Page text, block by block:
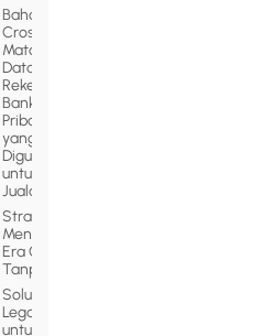
Bahaya
Cross-
Matching
Data
Rekening
Bank
Pribadi
yang
Digunakan
untuk
Jualan
Strategi
Menghadapi
Era Coretax
Tanpa Panik
Solusi
Legazy
untuk